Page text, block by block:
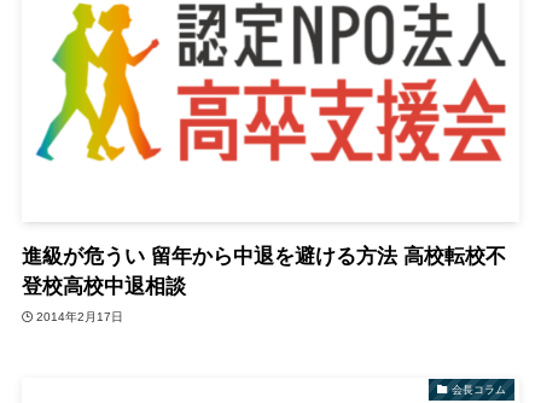
進級が危うい 留年から中退を避ける方法 高校転校不
登校高校中退相談
2014年2月17日
会長コラム